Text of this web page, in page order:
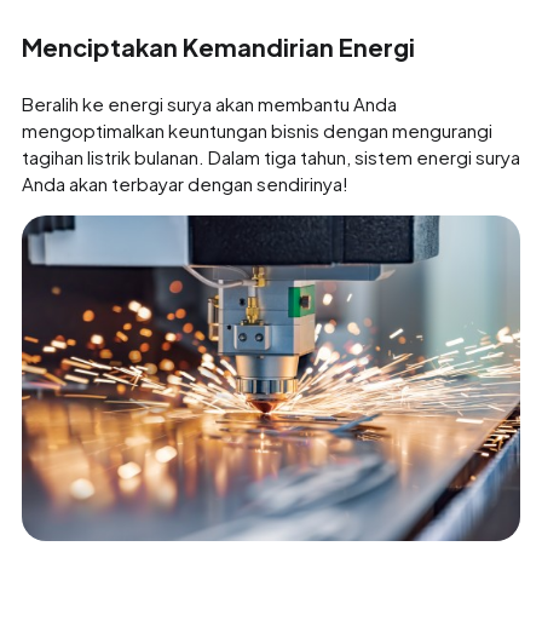
Menciptakan Kemandirian Energi
Beralih ke energi surya akan membantu Anda
mengoptimalkan keuntungan bisnis dengan mengurangi
tagihan listrik bulanan. Dalam tiga tahun, sistem energi surya
Anda akan terbayar dengan sendirinya!